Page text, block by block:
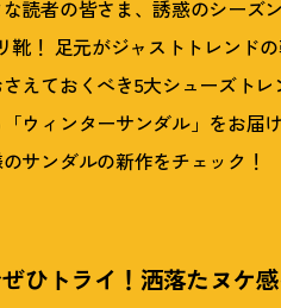
読者の皆さま、誘惑のシーズ
靴 ！ 足元がジャストトレンド
えておくべき5大シューズト
ウィンターサンダル」をお届
サンダルの新作をチェック ！
ひトライ ！ 洒落たヌケ